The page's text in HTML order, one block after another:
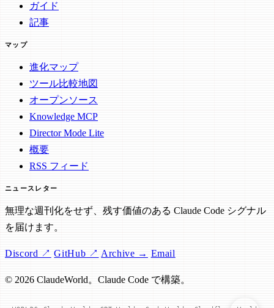
ガイド
記事
マップ
進化マップ
ツール比較地図
オープンソース
Knowledge MCP
Director Mode Lite
概要
RSS フィード
ニュースレター
無理な週刊化をせず、残す価値のある Claude Code シグナル
を届けます。
Discord ↗ GitHub ↗ Archive → Email
© 2026 ClaudeWorld。Claude Code で構築。